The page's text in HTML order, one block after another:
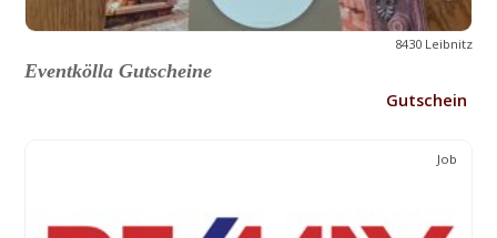
8430 Leibnitz
Eventkölla Gutscheine
Gutschein
Job